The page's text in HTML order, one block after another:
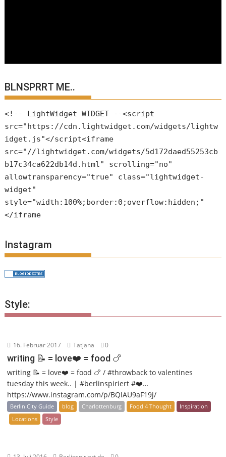
BLNSPRRT ME..
<!-- LightWidget WIDGET --<script
src="https://cdn.lightwidget.com/widgets/lightw
idget.js"</script<iframe
src="//lightwidget.com/widgets/5d172daed55253cb
b17c34ca622db14d.html" scrolling="no"
allowtransparency="true" class="lightwidget-
widget"
style="width:100%;border:0;overflow:hidden;"
</iframe
Instagram
Style:
16. Februar 2017 Tatjana 0
writing 📝 = love❤️ = food 🍗
writing 📝 = love❤️ = food 🍗 / #throwback to valentines
tuesday this week.. | #berlinspiriert #❤️…
https://www.instagram.com/p/BQlAU9aF19j/
Berlin City Guide blog Charlottenburg Food 4 Thought
Inspiration
Locations
Style